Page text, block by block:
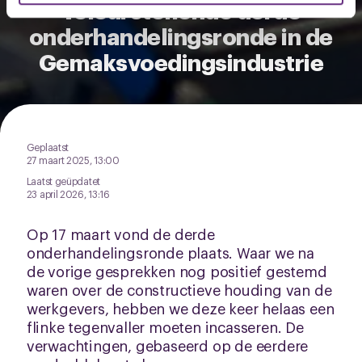
U kunt uw toestemming op elk moment wijzigen of
intrekken via decookieverklaringof door te klikken op
het ronde cookie-instellingenicoontje linksonder op de
pagina.
Teleurstellende derde
onderhandelingsronde in de
Gemaksvoedingsindustrie
Geplaatst
27 maart 2025, 13:00
Laatst geüpdatet
23 april 2026, 13:16
Op 17 maart vond de derde
onderhandelingsronde plaats. Waar we na
de vorige gesprekken nog positief gestemd
waren over de constructieve houding van de
werkgevers, hebben we deze keer helaas een
flinke tegenvaller moeten incasseren. De
verwachtingen, gebaseerd op de eerdere